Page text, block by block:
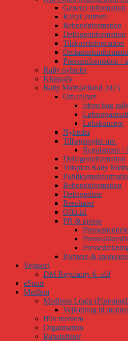
Generel information
RallyCentrum
Beboerinformation
Deltagerinformation
Tilskuerinformation
Presseinformation /
Rally nyheder
Klubrally
Rally Midtsjælland 2025
Om rallyet
Ideen bag
Løbskoncept
Nyheder
Tillægsregler mv.
Regulations /
Deltagerinformation
Tidsplan Rally
Beboerinformation
Deltagerliste
Resultater
Official
PR & presse
Partnere & sponsorer
Vejsport
DM Regularity 6. afd
eSport
Medlem
Medlems Login
Vejledning til
Bliv medlem
Organisation
Rabataftaler